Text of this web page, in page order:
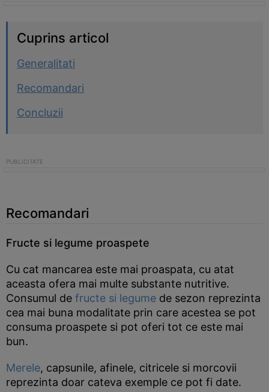
Cuprins articol
Generalitati
Recomandari
Concluzii
Recomandari
Fructe si legume proaspete
Cu cat mancarea este mai proaspata, cu atat
aceasta ofera mai multe substante nutritive.
Consumul de fructe si legume de sezon reprezinta
cea mai buna modalitate prin care acestea se pot
consuma proaspete si pot oferi tot ce este mai
bun.
Merele, capsunile, afinele, citricele si morcovii
reprezinta doar cateva exemple ce pot fi date.